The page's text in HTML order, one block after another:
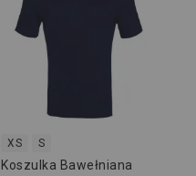
XS S
Koszulka Bawełniana